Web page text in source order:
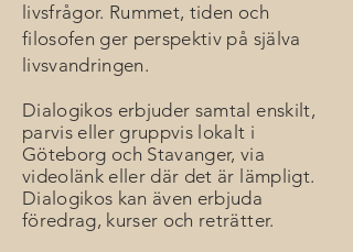
livsfrågor. Rummet, tiden och
filosofen ger perspektiv på själva
livsvandringen.
Dialogikos erbjuder samtal enskilt,
parvis eller gruppvis lokalt i
Göteborg och Stavanger, via
videolänk eller där det är lämpligt.
Dialogikos kan även erbjuda
föredrag, kurser och reträtter.